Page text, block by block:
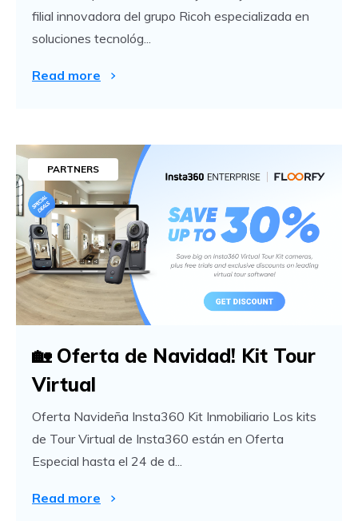
filial innovadora del grupo Ricoh especializada en
soluciones tecnológ...
Read more
PARTNERS
🏡 Oferta de Navidad! Kit Tour
Virtual
Oferta Navideña Insta360 Kit Inmobiliario Los kits
de Tour Virtual de Insta360 están en Oferta
Especial hasta el 24 de d...
Read more